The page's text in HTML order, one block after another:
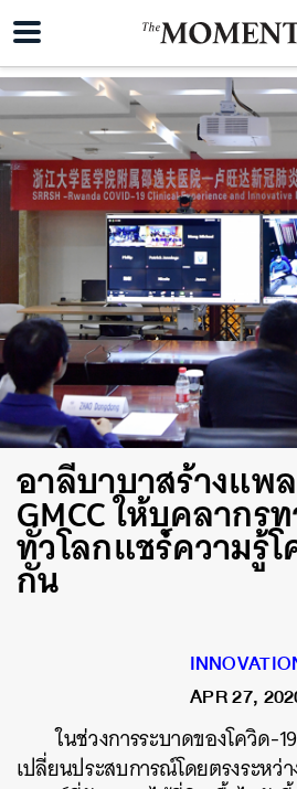
อาลีบาบาสร้างแพ
GMCC ให้บุคลาก
ทั่วโลกแชร์ความรู้
กัน
APR 27,
ในช่วงการระบาดของโควิด-19
เปลี่ยนประสบการณ์โดยตรงระหว่